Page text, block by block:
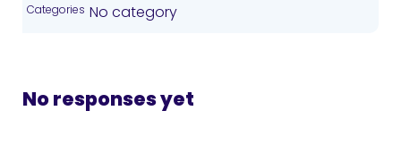
Categories No category
No responses yet